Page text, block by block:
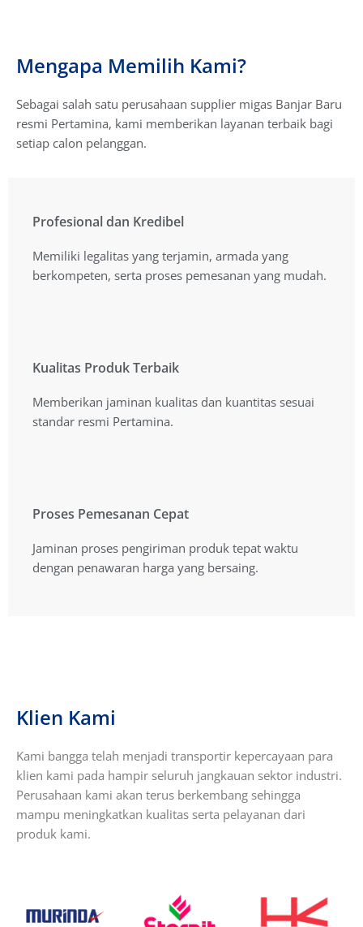
Mengapa Memilih Kami?
Sebagai salah satu perusahaan supplier migas Banjar Baru
resmi Pertamina, kami memberikan layanan terbaik bagi
setiap calon pelanggan.
Profesional dan Kredibel
Memiliki legalitas yang terjamin, armada yang
berkompeten, serta proses pemesanan yang mudah.
Profesional dan Kredibel
Memiliki legalitas yang terjamin, armada yang
berkompeten, serta proses pemesanan yang mudah.
Kualitas Produk Terbaik
Memberikan jaminan kualitas dan kuantitas sesuai
standar resmi Pertamina.
Kualitas Produk Terbaik
Memberikan jaminan kualitas dan kuantitas sesuai
standart resmi Pertamina.
Proses Pemesanan Cepat
Jaminan proses pengiriman produk tepat waktu
dengan penawaran harga yang bersaing.
Proses Pemesanan Cepat
Jaminan proses pengiriman produk tepat waktu
dengan penawaran harga yang bersaing.
Klien Kami
Kami bangga telah menjadi transportir kepercayaan para
klien kami pada hampir seluruh jangkauan sektor industri.
Perusahaan kami akan terus berkembang sehingga
mampu meningkatkan kualitas serta pelayanan dari
produk kami.